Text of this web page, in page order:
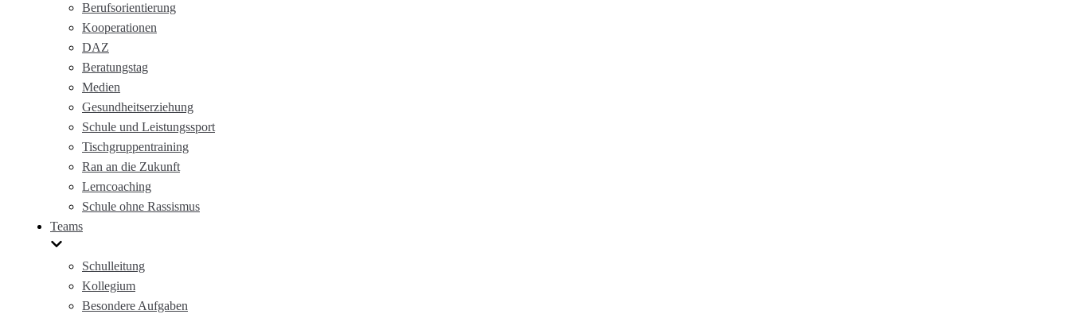
Berufsorientierung
Kooperationen
DAZ
Beratungstag
Medien
Gesundheitserziehung
Schule und Leistungssport
Tischgruppentraining
Ran an die Zukunft
Lerncoaching
Schule ohne Rassismus
Teams
Schulleitung
Kollegium
Besondere Aufgaben